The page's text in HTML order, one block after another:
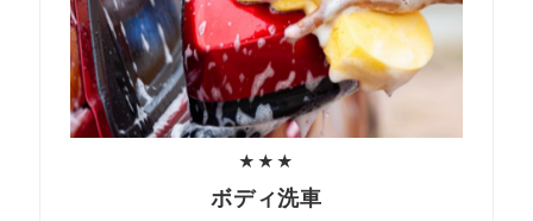
★★★
ボディ洗車